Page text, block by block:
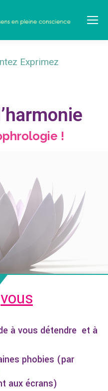
Exprimez
!
vous
à vous détendre et à
phobies (par
aux écrans)